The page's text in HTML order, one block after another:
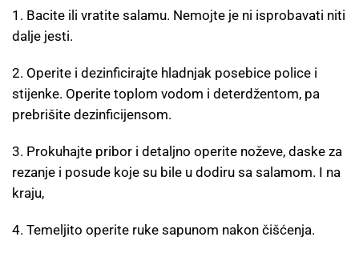
1. Bacite ili vratite salamu. Nemojte je ni isprobavati niti
dalje jesti.
2. Operite i dezinficirajte hladnjak posebice police i
stijenke. Operite toplom vodom i deterdžentom, pa
prebrišite dezinficijensom.
3. Prokuhajte pribor i detaljno operite noževe, daske za
rezanje i posude koje su bile u dodiru sa salamom. I na
kraju,
4. Temeljito operite ruke sapunom nakon čišćenja.